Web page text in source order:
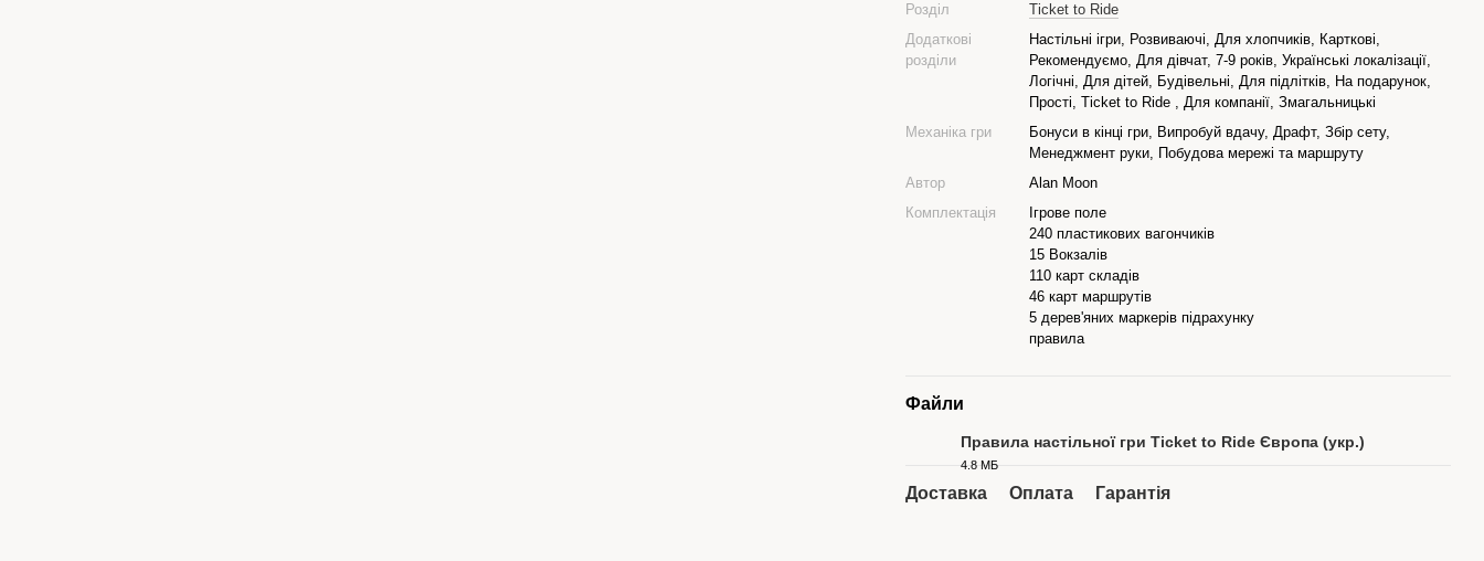
Розділ
Ticket to Ride
Додаткові
розділи
Настільні ігри, Розвиваючі, Для хлопчиків, Карткові,
Рекомендуємо, Для дівчат, 7-9 років, Українські локалізації,
Логічні, Для дітей, Будівельні, Для підлітків, На подарунок,
Прості, Ticket to Ride , Для компанії, Змагальницькі
Механіка гри
Бонуси в кінці гри, Випробуй вдачу, Драфт, Збір сету,
Менеджмент руки, Побудова мережі та маршруту
Автор
Alan Moon
Комплектація
Ігрове поле
240 пластикових вагончиків
15 Вокзалів
110 карт складів
46 карт маршрутів
5 дерев'яних маркерів підрахунку
правила
Файли
Правила настільної гри Ticket to Ride Європа (укр.)
4.8 МБ
Доставка Оплата Гарантія